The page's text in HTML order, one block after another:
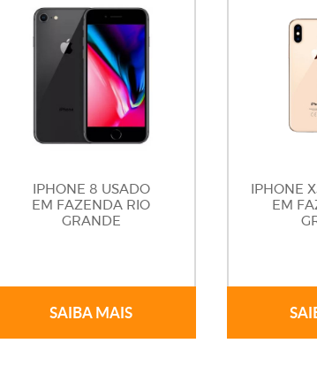
IPHONE 8 USADO
EM FAZENDA RIO
GRANDE
SAIBA MAIS
IPHONE
EM